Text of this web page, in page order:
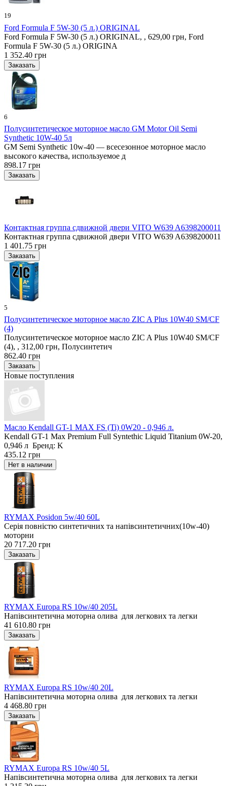
19
Ford Formula F 5W-30 (5 л.) ORIGINAL
Ford Formula F 5W-30 (5 л.) ORIGINAL, , 629,00 грн, Ford
Formula F 5W-30 (5 л.) ORIGINA
1 352.40 грн
6
Полусинтетическое моторное масло GM Motor Oil Semi
Synthetic 10W-40 5л
GM Semi Synthetic 10w-40 — всесезонное моторное масло
высокого качества, используемое д
898.17 грн
Контактная группа сдвижной двери VITO W639 A6398200011
Контактная группа сдвижной двери VITO W639 A6398200011
1 401.75 грн
5
Полусинтетическое моторное масло ZIC A Plus 10W40 SM/CF
(4)
Полусинтетическое моторное масло ZIC A Plus 10W40 SM/CF
(4), , 312,00 грн, Полусинтетич
862.40 грн
Новые поступления
Масло Kendall GT-1 MAX FS (Ti) 0W20 - 0,946 л.
Kendall GT-1 Max Premium Full Syntethic Liquid Titanium 0W-20,
0,946 л Бренд: K
435.12 грн
RYMAX Posidon 5w/40 60L
Серія повністю синтетичних та напівсинтетичних(10w-40)
моторни
20 717.20 грн
RYMAX Europa RS 10w/40 205L
Напівсинтетична моторна олива для легкових та легки
41 610.80 грн
RYMAX Europa RS 10w/40 20L
Напівсинтетична моторна олива для легкових та легки
4 468.80 грн
RYMAX Europa RS 10w/40 5L
Напівсинтетична моторна олива для легкових та легки